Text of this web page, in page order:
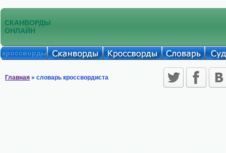
СКАНВОРДЫ
ОНЛАЙН
кроссворды
Главная » словарь кроссвордиста